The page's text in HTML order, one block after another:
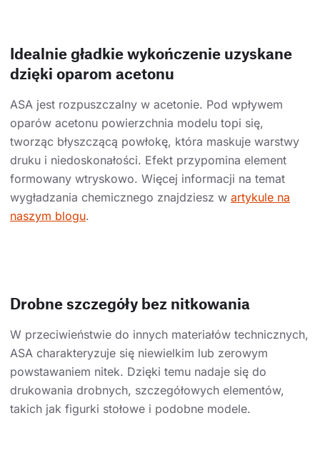
Idealnie gładkie wykończenie uzyskane
dzięki oparom acetonu
ASA jest rozpuszczalny w acetonie. Pod wpływem
oparów acetonu powierzchnia modelu topi się,
tworząc błyszczącą powłokę, która maskuje warstwy
druku i niedoskonałości. Efekt przypomina element
formowany wtryskowo. Więcej informacji na temat
wygładzania chemicznego znajdziesz w artykule na
naszym blogu.
Drobne szczegóły bez nitkowania
W przeciwieństwie do innych materiałów technicznych,
ASA charakteryzuje się niewielkim lub zerowym
powstawaniem nitek. Dzięki temu nadaje się do
drukowania drobnych, szczegółowych elementów,
takich jak figurki stołowe i podobne modele.